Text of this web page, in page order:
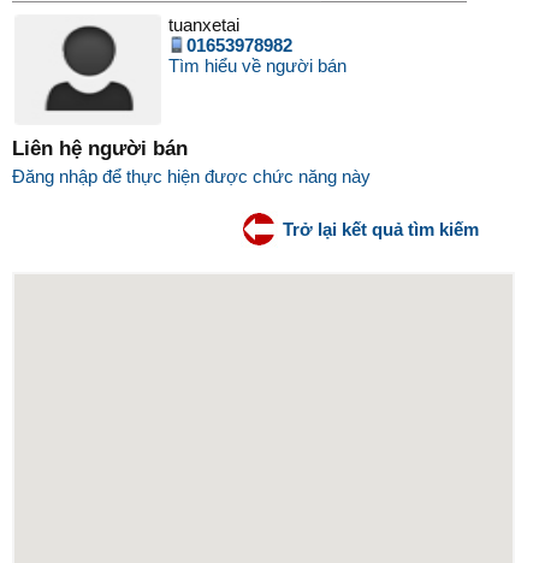
tuanxetai
01653978982
Tìm hiểu về người bán
Liên hệ người bán
Đăng nhập để thực hiện được chức năng này
Trở lại kết quả tìm kiếm